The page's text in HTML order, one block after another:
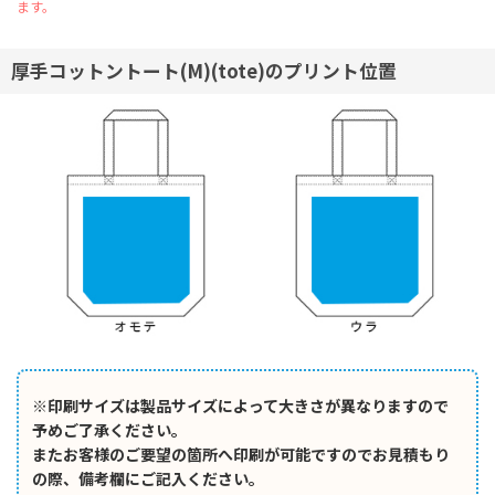
ます。
厚手コットントート(M)(tote)のプリント位置
※印刷サイズは製品サイズによって大きさが異なりますので
予めご了承ください。
またお客様のご要望の箇所へ印刷が可能ですのでお見積もり
の際、備考欄にご記入ください。